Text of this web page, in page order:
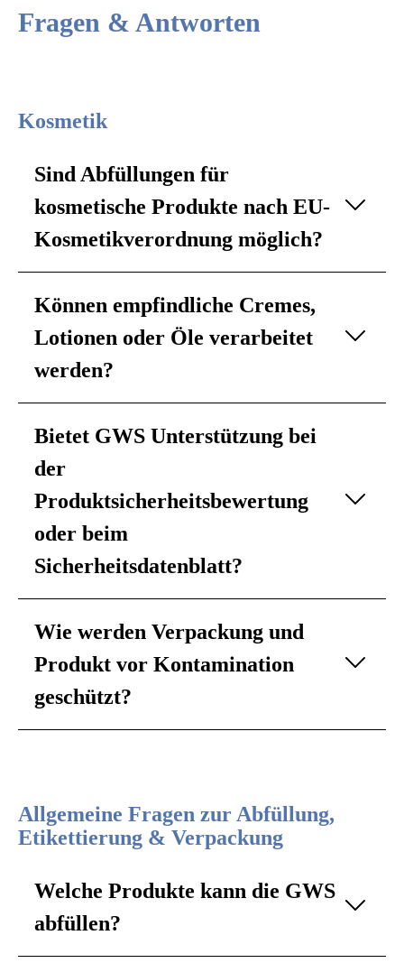
Fragen & Antworten
Kosmetik
Sind Abfüllungen für
kosmetische Produkte nach EU-
Kosmetikverordnung möglich?
Können empfindliche Cremes,
Lotionen oder Öle verarbeitet
werden?
Bietet GWS Unterstützung bei
der
Produktsicherheitsbewertung
oder beim
Sicherheitsdatenblatt?
Wie werden Verpackung und
Produkt vor Kontamination
geschützt?
Allgemeine Fragen zur Abfüllung,
Etikettierung & Verpackung
Welche Produkte kann die GWS
abfüllen?